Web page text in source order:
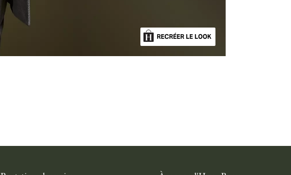
RECRÉER LE LOOK